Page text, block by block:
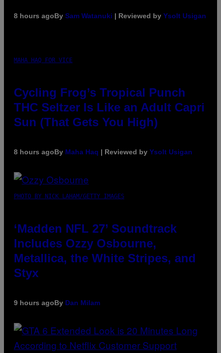
8 hours agoBy Sam Watanuki | Reviewed by Ysolt Usigan
MAHA HAQ FOR VICE
Cycling Frog’s Tropical Punch
THC Seltzer Is Like an Adult Capri
Sun (That Gets You High)
8 hours agoBy Maha Haq | Reviewed by Ysolt Usigan
PHOTO BY NICK LAHAM/GETTY IMAGES
‘Madden NFL 27’ Soundtrack
Includes Ozzy Osbourne,
Metallica, the White Stripes, and
Styx
9 hours agoBy Dan Milam